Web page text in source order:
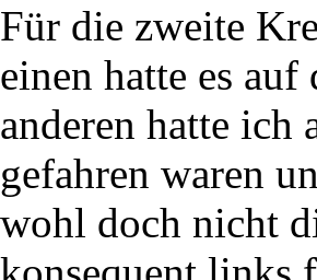
Für die zweite
einen hatte es
anderen hatte ich
gefahren waren
wohl doch nicht